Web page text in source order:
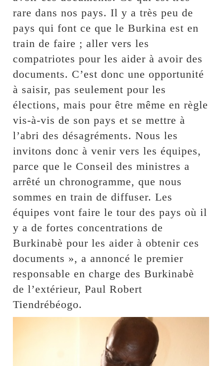
rare dans nos pays. Il y a très peu de
pays qui font ce que le Burkina est en
train de faire ; aller vers les
compatriotes pour les aider à avoir des
documents. C’est donc une opportunité
à saisir, pas seulement pour les
élections, mais pour être même en règle
vis-à-vis de son pays et se mettre à
l’abri des désagréments. Nous les
invitons donc à venir vers les équipes,
parce que le Conseil des ministres a
arrêté un chronogramme, que nous
sommes en train de diffuser. Les
équipes vont faire le tour des pays où il
y a de fortes concentrations de
Burkinabè pour les aider à obtenir ces
documents », a annoncé le premier
responsable en charge des Burkinabè
de l’extérieur, Paul Robert
Tiendrébéogo.